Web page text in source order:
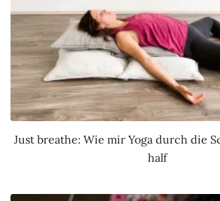
Just breathe: Wie mir Yoga durch die
half